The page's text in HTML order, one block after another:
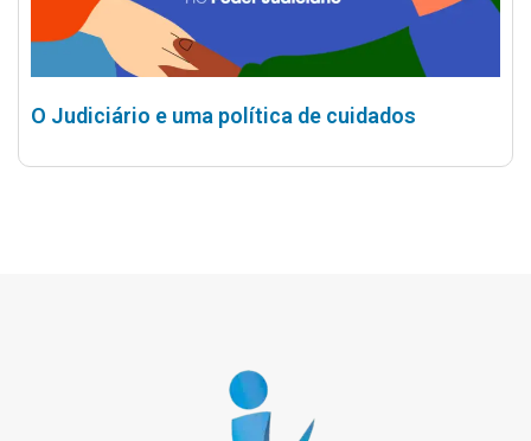
O Judiciário e uma política de cuidados